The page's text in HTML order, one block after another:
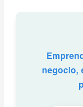
negocio,